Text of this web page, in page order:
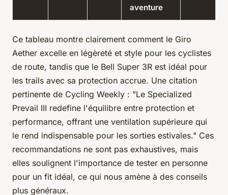
aventure
Ce tableau montre clairement comment le Giro
Aether excelle en légèreté et style pour les cyclistes
de route, tandis que le Bell Super 3R est idéal pour
les trails avec sa protection accrue. Une citation
pertinente de Cycling Weekly : "Le Specialized
Prevail III redefine l'équilibre entre protection et
performance, offrant une ventilation supérieure qui
le rend indispensable pour les sorties estivales." Ces
recommandations ne sont pas exhaustives, mais
elles soulignent l'importance de tester en personne
pour un fit idéal, ce qui nous amène à des conseils
plus généraux.